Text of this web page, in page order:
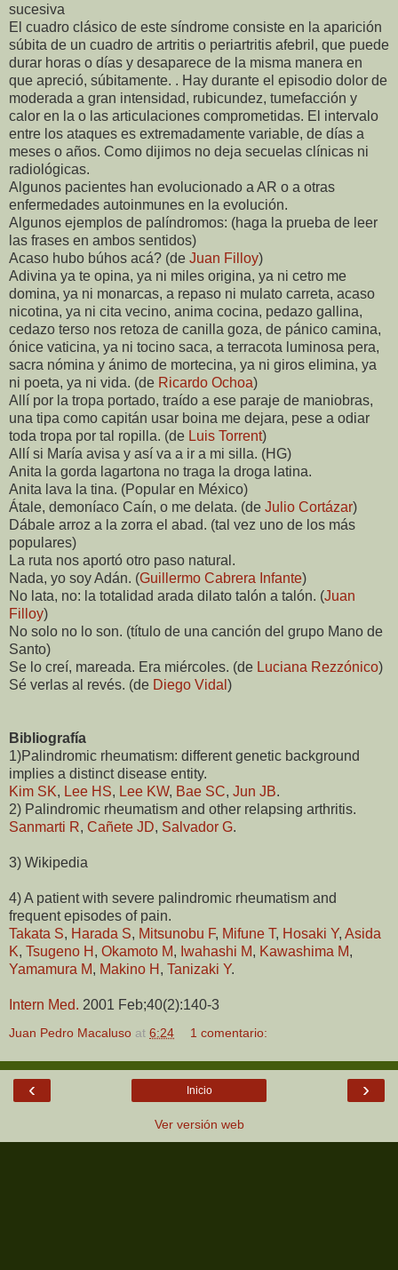
sucesiva
El cuadro clásico de este síndrome consiste en la aparición
súbita de un cuadro de artritis o periartritis afebril, que puede
durar horas o días y desaparece de la misma manera en
que apreció, súbitamente. . Hay durante el episodio dolor de
moderada a gran intensidad, rubicundez, tumefacción y
calor en la o las articulaciones comprometidas. El intervalo
entre los ataques es extremadamente variable, de días a
meses o años. Como dijimos no deja secuelas clínicas ni
radiológicas.
Algunos pacientes han evolucionado a AR o a otras
enfermedades autoinmunes en la evolución.
Algunos ejemplos de palíndromos: (haga la prueba de leer
las frases en ambos sentidos)
Acaso hubo búhos acá? (de Juan Filloy)
Adivina ya te opina, ya ni miles origina, ya ni cetro me
domina, ya ni monarcas, a repaso ni mulato carreta, acaso
nicotina, ya ni cita vecino, anima cocina, pedazo gallina,
cedazo terso nos retoza de canilla goza, de pánico camina,
ónice vaticina, ya ni tocino saca, a terracota luminosa pera,
sacra nómina y ánimo de mortecina, ya ni giros elimina, ya
ni poeta, ya ni vida. (de Ricardo Ochoa)
Allí por la tropa portado, traído a ese paraje de maniobras,
una tipa como capitán usar boina me dejara, pese a odiar
toda tropa por tal ropilla. (de Luis Torrent)
Allí si María avisa y así va a ir a mi silla. (HG)
Anita la gorda lagartona no traga la droga latina.
Anita lava la tina. (Popular en México)
Átale, demoníaco Caín, o me delata. (de Julio Cortázar)
Dábale arroz a la zorra el abad. (tal vez uno de los más
populares)
La ruta nos aportó otro paso natural.
Nada, yo soy Adán. (Guillermo Cabrera Infante)
No lata, no: la totalidad arada dilato talón a talón. (Juan
Filloy)
No solo no lo son. (título de una canción del grupo Mano de
Santo)
Se lo creí, mareada. Era miércoles. (de Luciana Rezzónico)
Sé verlas al revés. (de Diego Vidal )
Bibliografía
1)Palindromic rheumatism: different genetic background
implies a distinct disease entity.
Kim SK, Lee HS, Lee KW, Bae SC, Jun JB.
2) Palindromic rheumatism and other relapsing arthritis.
Sanmarti R, Cañete JD, Salvador G.
3) Wikipedia
4) A patient with severe palindromic rheumatism and
frequent episodes of pain.
Takata S, Harada S, Mitsunobu F, Mifune T, Hosaki Y, Asida
K, Tsugeno H , Okamoto M, Iwahashi M, Kawashima M,
Yamamura M, Makino H , Tanizaki Y.
Intern Med. 2001 Feb;40(2):140-3
Juan Pedro Macaluso at 6:24 1 comentario:
‹ ›
Inicio
Ver versión web